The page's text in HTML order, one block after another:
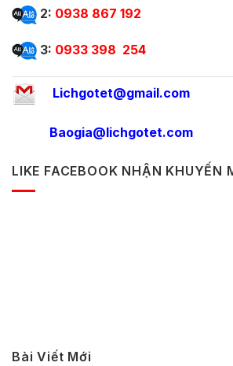
2: 0938 867 192
3: 0933 398 254
Lichgotet@gmail.com
Baogia@lichgotet.com
LIKE FACEBOOK NHẬN KHUYẾN
Bài Viết Mới